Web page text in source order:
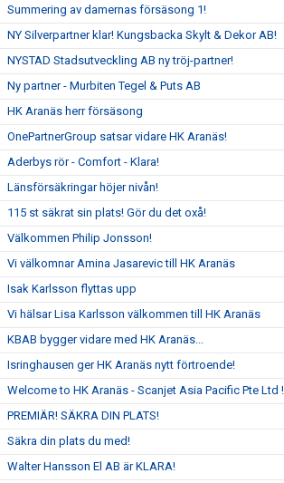
Summering av damernas försäsong 1!
NY Silverpartner klar! Kungsbacka Skylt & Dekor AB!
NYSTAD Stadsutveckling AB ny tröj-partner!
Ny partner - Murbiten Tegel & Puts AB
HK Aranäs herr försäsong
OnePartnerGroup satsar vidare HK Aranäs!
Aderbys rör - Comfort - Klara!
Länsförsäkringar höjer nivån!
115 st säkrat sin plats! Gör du det oxå!
Välkommen Philip Jonsson!
Vi välkomnar Amina Jasarevic till HK Aranäs
Isak Karlsson flyttas upp
Vi hälsar Lisa Karlsson välkommen till HK Aranäs
KBAB bygger vidare med HK Aranäs...
Isringhausen ger HK Aranäs nytt förtroende!
Welcome to HK Aranäs - Scanjet Asia Pacific Pte Ltd !
PREMIÄR! SÄKRA DIN PLATS!
Säkra din plats du med!
Walter Hansson El AB är KLARA!